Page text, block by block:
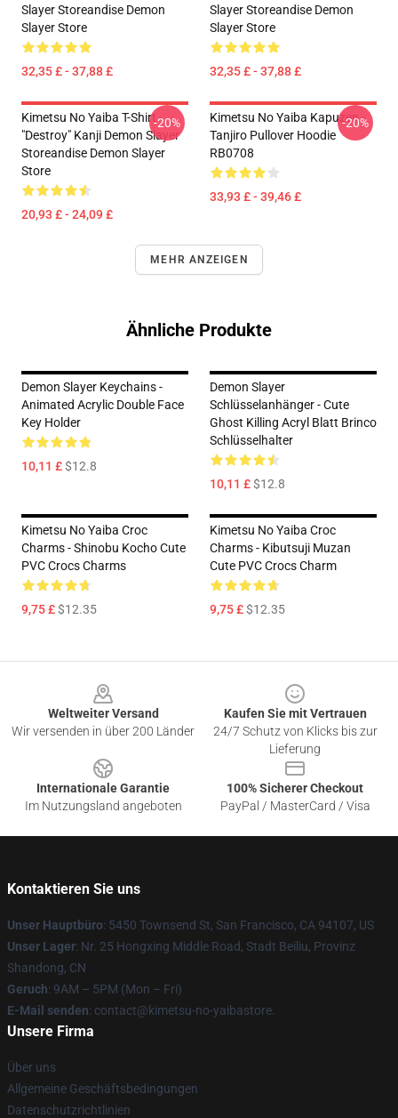
Slayer Storeandise Demon
Slayer Store
32,35 £ - 37,88 £
Slayer Storeandise Demon
Slayer Store
32,35 £ - 37,88 £
Kimetsu No Yaiba T-Shirt -
"Destroy" Kanji Demon Slayer
Storeandise Demon Slayer
Store
20,93 £ - 24,09 £
-20%
Kimetsu No Yaiba Kapuzen -
Tanjiro Pullover Hoodie
RB0708
33,93 £ - 39,46 £
-20%
MEHR ANZEIGEN
Ähnliche Produkte
Demon Slayer Keychains -
Animated Acrylic Double Face
Key Holder
10,11 £$12.8
Demon Slayer
Schlüsselanhänger - Cute
Ghost Killing Acryl Blatt Brinco
Schlüsselhalter
10,11 £$12.8
Kimetsu No Yaiba Croc
Charms - Shinobu Kocho Cute
PVC Crocs Charms
9,75 £$12.35
Kimetsu No Yaiba Croc
Charms - Kibutsuji Muzan
Cute PVC Crocs Charm
9,75 £$12.35
Weltweiter Versand
Wir versenden in über 200 Länder
Kaufen Sie mit Vertrauen
24/7 Schutz von Klicks bis zur
Lieferung
Internationale Garantie
Im Nutzungsland angeboten
100% Sicherer Checkout
PayPal / MasterCard / Visa
Kontaktieren Sie uns
Unser Hauptbüro: 5450 Townsend St, San Francisco, CA 94107, US
Unser Lager: Nr. 25 Hongxing Middle Road, Stadt Beiliu, Provinz
Shandong, CN
Geruch: 9AM – 5PM (Mon – Fri)
E-Mail senden: contact@kimetsu-no-yaibastore.
Unsere Firma
Über uns
Allgemeine Geschäftsbedingungen
Datenschutzrichtlinien